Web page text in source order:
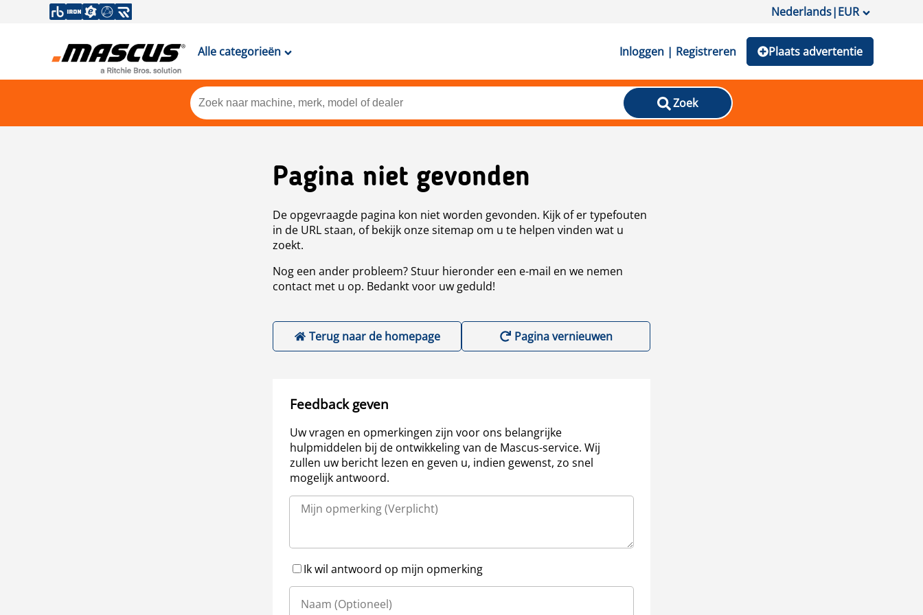
Nederlands|EUR
Alle categorieën Inloggen | Registreren Plaats advertentie
Zoek
Pagina niet gevonden
De opgevraagde pagina kon niet worden gevonden. Kijk of er typefouten
in de URL staan, of bekijk onze sitemap om u te helpen vinden wat u
zoekt.
Nog een ander probleem? Stuur hieronder een e-mail en we nemen
contact met u op. Bedankt voor uw geduld!
Terug naar de homepage Pagina vernieuwen
Feedback geven
Uw vragen en opmerkingen zijn voor ons belangrijke
hulpmiddelen bij de ontwikkeling van de Mascus-service. Wij
zullen uw bericht lezen en geven u, indien gewenst, zo snel
mogelijk antwoord.
Ik wil antwoord op mijn opmerking